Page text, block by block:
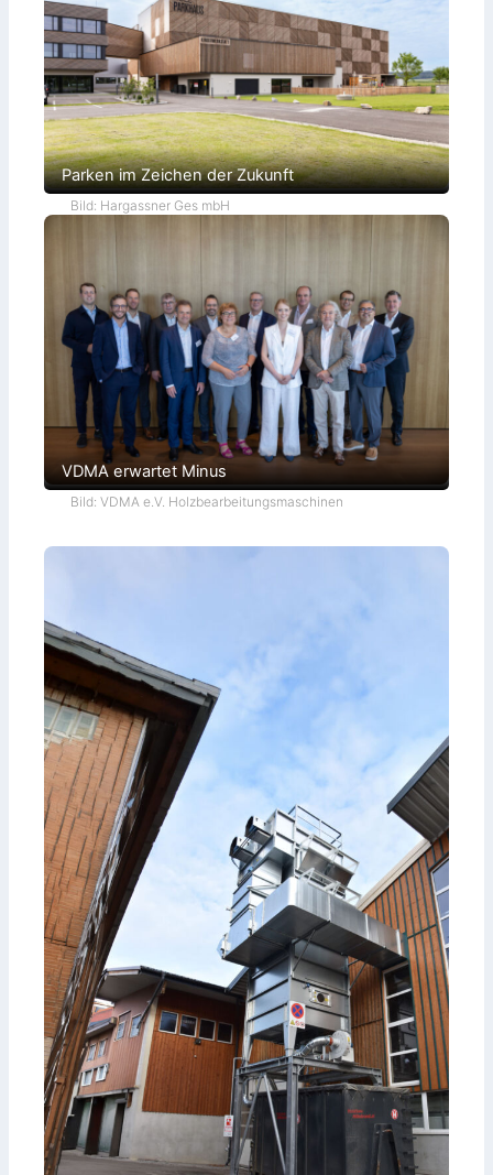
r
Parken im Zeichen der Zukunft
Bild: Hargassner Ges mbH
VDMA erwartet Minus
Bild: VDMA e.V. Holzbearbeitungsmaschinen